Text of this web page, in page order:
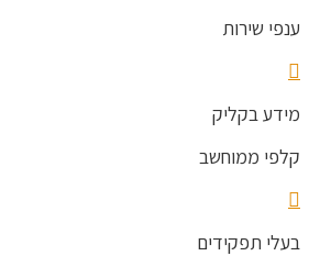
ענפי שירות
מידע בקליק
קלפי ממוחשב
בעלי תפקידים